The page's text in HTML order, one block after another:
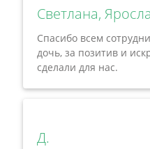
Светлана,
Спасибо всем
дочь, за позитив и
сделали для нас.
Д.